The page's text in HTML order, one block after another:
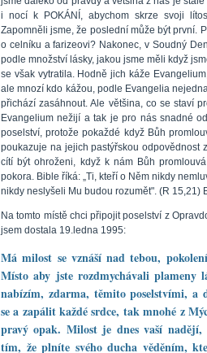
i nocí k POKÁNÍ, abychom skrze svoji
Zapomněli jsme, že poslední může být první.
o celníku a farizeovi? Nakonec, v Soudný
podle množství lásky, jakou jsme měli když
se však vytratila. Hodně jich káže
ale mnozí kdo kážou, podle Evangelia
přichází zasáhnout. Ale většina, co se staví
Evangelium nežijí a tak je pro nás snadné
poselství, protože pokaždé když Bůh
poukazuje na jejich pastýřskou odpovědnost
cítí být ohroženi, když k nám Bůh
pokora. Bible říká: „Ti, kteří o Něm nikdy
nikdy neslyšeli Mu budou rozumět". (R 15,21)
Na tomto místě chci připojit poselství z
jsem dostala 19.ledna 1995:
Má milost se vznáší nad tebou,
Místo aby jste rozdmychávali plameny
nabízím, zdarma, těmito poselstvími, a
se a zapálit každé srdce, tak mnohé z
pravý opak. Milost je dnes vaší nadějí,
tím, že plníte svého ducha věděním,